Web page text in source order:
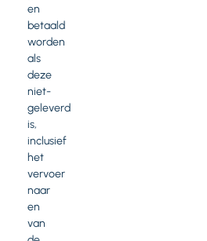
en
betaald
worden
als
deze
niet-
geleverd
is,
inclusief
het
vervoer
naar
en
van